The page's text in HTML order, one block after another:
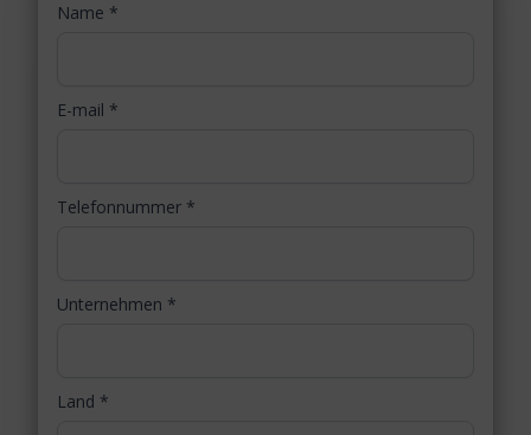
Name *
E-mail *
Telefonnummer *
Unternehmen *
Land *